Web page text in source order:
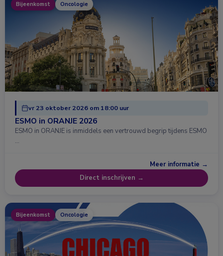
Bijeenkomst Oncologie
vr 23 oktober 2026 om 18:00 uur
ESMO in ORANJE 2026
ESMO in ORANJE is inmiddels een vertrouwd begrip tijdens ESMO
…
Meer informatie →
Direct inschrijven →
Bijeenkomst Oncologie